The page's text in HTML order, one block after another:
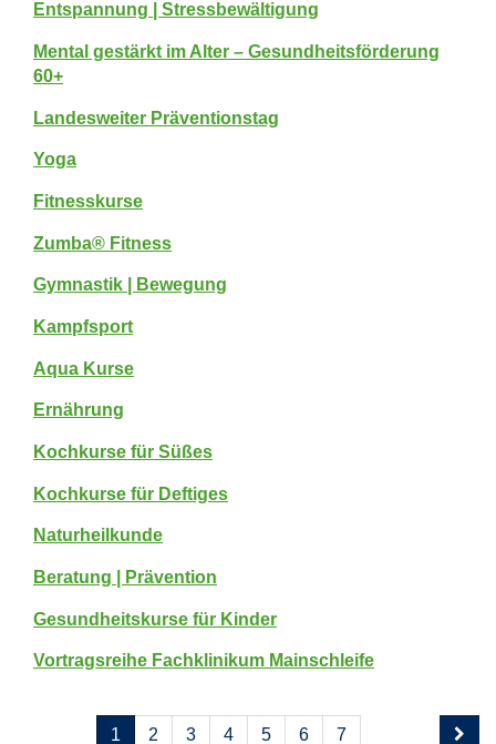
Entspannung | Stressbewältigung
Mental gestärkt im Alter – Gesundheitsförderung
60+
Landesweiter Präventionstag
Yoga
Fitnesskurse
Zumba® Fitness
Gymnastik | Bewegung
Kampfsport
Aqua Kurse
Ernährung
Kochkurse für Süßes
Kochkurse für Deftiges
Naturheilkunde
Beratung | Prävention
Gesundheitskurse für Kinder
Vortragsreihe Fachklinikum Mainschleife
Seiten
1 2 3 4 5 6 7